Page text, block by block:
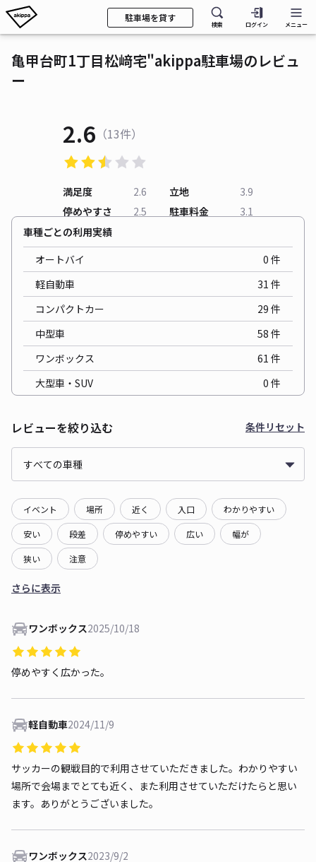
駐車場を貸す
検索 ログイン メニュー
亀甲台町1丁目松﨑宅"akippa駐車場のレビュ
ー
2.6 （13件）
満足度 2.6 立地
3.9
停めやすさ
2.5 駐車料金
3.1
車種ごとの利用実績
オートバイ
0 件
軽自動車
31 件
コンパクトカー
29 件
中型車
58 件
ワンボックス
61 件
大型車・SUV
0 件
レビューを絞り込む 条件リセット
イベント 場所 近く 入口 わかりやすい
安い 段差 停めやすい 広い 幅が
狭い 注意
さらに表示
ワンボックス2025/10/18
停めやすく広かった。
軽自動車2024/11/9
サッカーの観戦目的で利用させていただきました。わかりやすい
場所で会場までとても近く、また利用させていただけたらと思い
ます。ありがとうございました。
ワンボックス2023/9/2